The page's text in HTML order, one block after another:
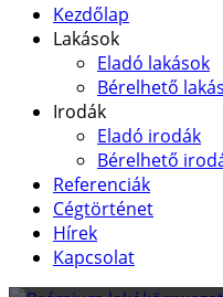
Kezdőlap
Lakások
Eladó lakások
Bérelhető
Irodák
Eladó irodák
Bérelhető
Referenciák
Cégtörténet
Hírek
Kapcsolat
VÁROSI PEZSGÉS,